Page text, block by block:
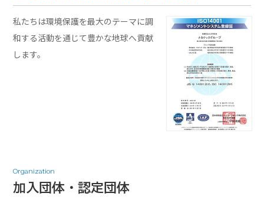
私たちは環境保護を最大のテーマに調
和する活動を通じて豊かな地球へ貢献
します。
Organization
加入団体・認定団体